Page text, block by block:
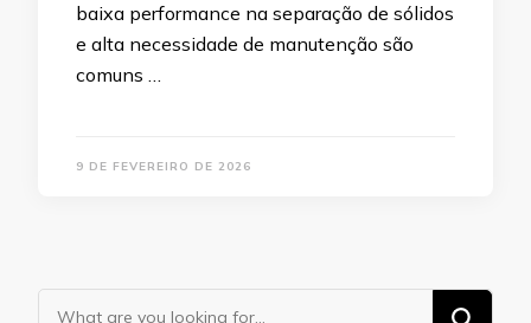
baixa performance na separação de sólidos
e alta necessidade de manutenção são
comuns …
9 DE FEVEREIRO DE 2026
Looking